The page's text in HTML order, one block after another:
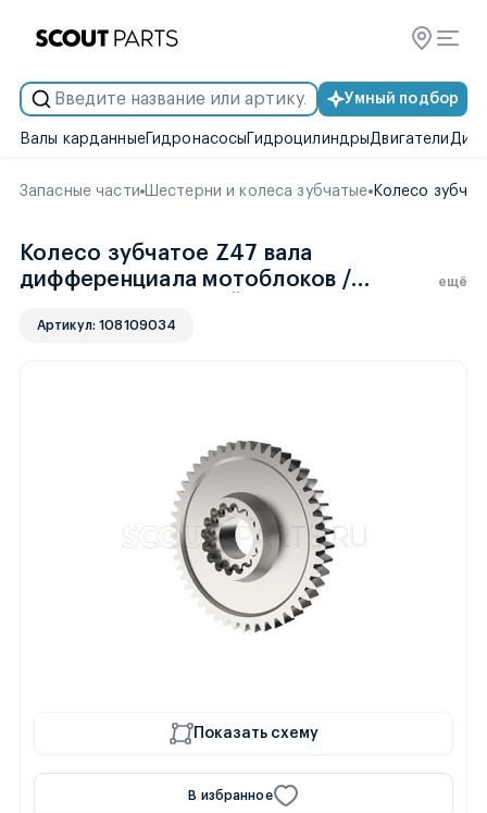
Умный подбор
Валы карданныеГидронасосы ГидроцилиндрыДвигатели
Запасные части Шестерни и колеса зубчатые Колесо
Колесо зубчатое Z47 вала
дифференциала мотоблоков /
ещё
Артикул: 108109034
Показать схему
В избранное